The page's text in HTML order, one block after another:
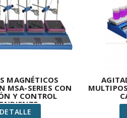
MAGNÉTICOS
MSA-SERIES CON
Y CONTROL